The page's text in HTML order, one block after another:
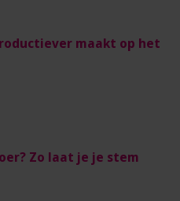
maakt op het
Zo laat je je stem